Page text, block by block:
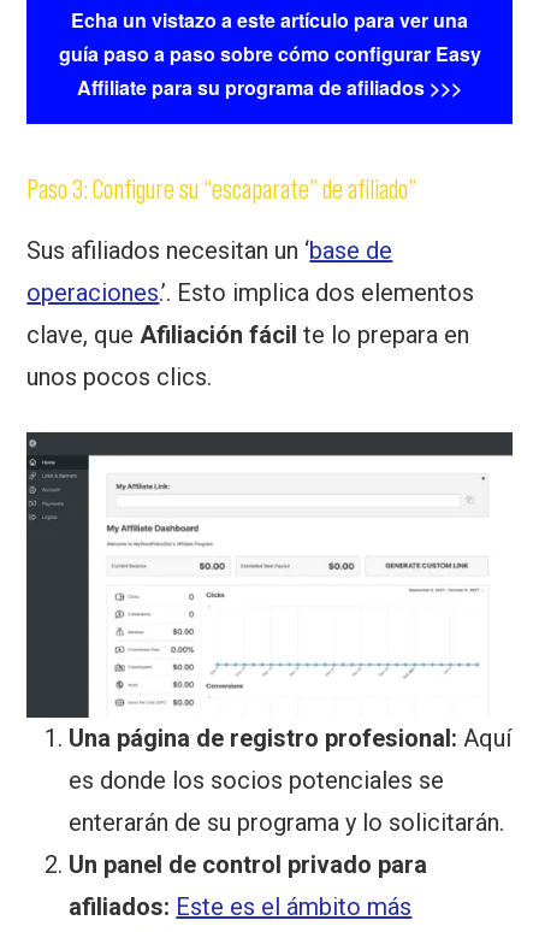
Echa un vistazo a este artículo para ver una
guía paso a paso sobre cómo configurar Easy
Affiliate para su programa de afiliados >>>
Paso 3: Configure su “escaparate” de afiliado”
Sus afiliados necesitan un ‘base de
operaciones.’. Esto implica dos elementos
clave, queAfiliación fácil te lo prepara en
unos pocos clics.
Una página de registro profesional: Aquí
es donde los socios potenciales se
enterarán de su programa y lo solicitarán.
Un panel de control privado para
afiliados: Este es el ámbito más